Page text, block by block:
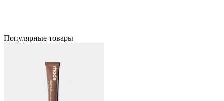
Популярные товары